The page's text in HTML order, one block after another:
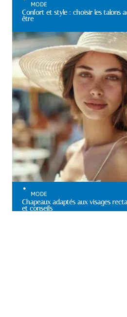
MODE
Confort et style : choisir les talons
être
MODE
Chapeaux adaptés aux visages
et conseils